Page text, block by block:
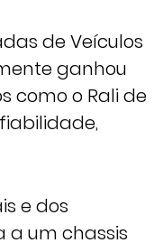
de Veículos
ganhou
como o Rali de
e dos
a um chassis